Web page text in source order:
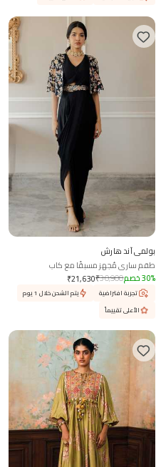
بولمي آند هارش
طقم ساري مُجهز مسبقًا مع كاب
₹21,630₹30,900 30% خصم
تجربة افتراضية
يتم الشحن خلال 1 يوم
الأعلى تقييماً